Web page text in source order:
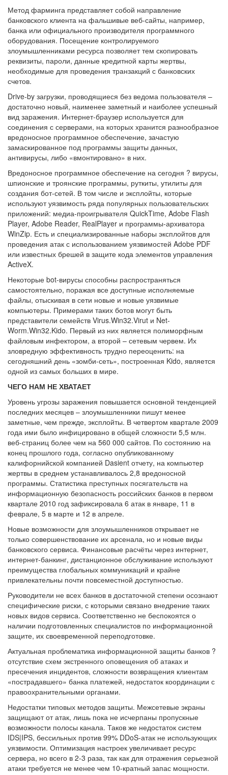
Метод фарминга представляет собой направление
банковского клиента на фальшивые веб-сайты, например,
банка или официального производителя программного
оборудования. Посещение контролируемого
злоумышленниками ресурса позволяет тем скопировать
реквизиты, пароли, данные кредитной карты жертвы,
необходимые для проведения транзакций с банковских
счетов.
Drive-by загрузки, проводящиеся без ведома пользователя –
достаточно новый, наименее заметный и наиболее успешный
вид заражения. Интернет-браузер используется для
соединения с серверами, на которых хранится разнообразное
вредоносное программное обеспечение, зачастую
замаскированное под программы защиты данных,
антивирусы, либо «вмонтировано» в них.
Вредоносное программное обеспечение на сегодня ? вирусы,
шпионские и троянские программы, руткиты, утилиты для
создания бот-сетей. В том числе и эксплойты, которые
используют уязвимость ряда популярных пользовательских
приложений: медиа-проигрывателя QuickTime, Adobe Flash
Player, Adobe Reader, RealPlayer и программы-архиватора
WinZip. Есть и специализированные наборы эксплойтов для
проведения атак с использованием уязвимостей Adobe PDF
или известных брешей в защите кода элементов управления
ActiveX.
Некоторые bot-вирусы способны распространяться
самостоятельно, поражая все доступные исполняемые
файлы, отыскивая в сети новые и новые уязвимые
компьютеры. Примерами таких ботов могут быть
представители семейств Virus.Win32.Virut и Net-
Worm.Win32.Kido. Первый из них является полиморфным
файловым инфектором, а второй – сетевым червем. Их
зловредную эффективность трудно переоценить: на
сегодняшний день «зомби-сеть», построенная Kido, является
одной из самых больших в мире.
ЧЕГО НАМ НЕ ХВАТАЕТ
Уровень угрозы заражения повышается основной тенденцией
последних месяцев – злоумышленники пишут менее
заметные, чем прежде, эксплойты. В четвертом квартале 2009
года ими было инфицировано в общей сложности 5,5 млн.
веб-страниц более чем на 560 000 сайтов. По состоянию на
конец прошлого года, согласно опубликованному
калифорнийской компанией Dasient отчету, на компьютер
жертвы в среднем устанавливалось 2,8 вредоносной
программы. Статистика преступных посягательств на
информационную безопасность российских банков в первом
квартале 2010 год зафиксировала 6 атак в январе, 11 в
феврале, 5 в марте и 12 в апреле.
Новые возможности для злоумышленников открывает не
только совершенствование их арсенала, но и новые виды
банковского сервиса. Финансовые расчёты через интернет,
интернет-банкинг, дистанционное обслуживание используют
преимущества глобальных коммуникаций и крайне
привлекательны почти повсеместной доступностью.
Руководители не всех банков в достаточной степени осознают
специфические риски, с которыми связано внедрение таких
новых видов сервиса. Соответственно не беспокоятся о
наличии подготовленных специалистов по информационной
защите, их своевременной переподготовке.
Актуальная проблематика информационной защиты банков ?
отсутствие схем экстренного оповещения об атаках и
пресечения инцидентов, сложности возвращения клиентам
«пострадавшего» банка платежей, недостаток координации с
правоохранительными органами.
Недостатки типовых методов защиты. Межсетевые экраны
защищают от атак, лишь пока не исчерпаны пропускные
возможности полосы канала. Таков же недостаток систем
IDS|IPS, бессильных против 99% DDoS-атак не использующих
уязвимости. Оптимизация настроек увеличивает ресурс
сервера, но всего в 2-3 раза, так как для отражения серьезной
атаки требуется не менее чем 10-кратный запас мощности.